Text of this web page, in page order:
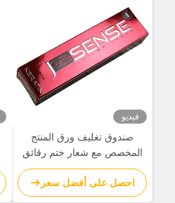
فيديو
صندوق تغليف ورق المنتج
المخصص مع شعار ختم رقائق
الفضة المنقوش
احصل على أفضل سعر